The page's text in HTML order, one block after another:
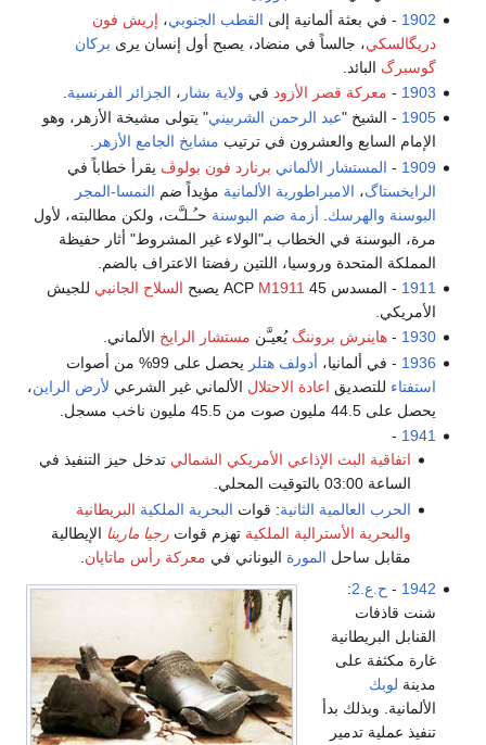
1902 - في بعثة ألمانية إلى القطب الجنوبي، إريش فون
دريگالسكي، جالساً في منضاد، يصبح أول إنسان يرى بركان
گوسبرگ البائد.
1903
- معركة قصر الأزود في ولاية بشار ، الجزائر الفرنسية
1905 - الشيخ "عبد الرحمن الشربيني" يتولى مشيخة الأزهر، وهو
الإمام السابع والعشرون في ترتيب مشايخ الجامع الأزهر .
1909
- المستشار الألماني برنارد فون بولوڤ يقرأ خطاباً في
الرايخستاگ، الامبراطورية الألمانية مؤيداً ضم النمسا-المجر
البوسنة والهرسك
أزمة ضم البوسنة حـُـلـَّت، ولكن مطالبته، لأول
مرة، البوسنة في الخطاب بـ"الولاء غير المشروط" أثار حفيظة
المملكة المتحدة وروسيا، اللتين رفضتا الاعتراف بالضم.
1911 - المسدس 45 ACP M1911 يصبح السلاح الجانبي للجيش
الأمريكي.
1930
-هاينرش بروننگ يُعيـَّن مستشار الرايخ الألماني.
1936 - في ألمانيا، أدولف هتلر يحصل على 99% من أصوات
استفتاء للتصديق اعادة الاحتلال الألماني غير الشرعي لأرض الراين،
يحصل على 44.5 مليون صوت من 45.5 مليون ناخب مسجل.
1941
-
اتفاقية البث الإذاعي الأمريكي الشمالي تدخل حيز التنفيذ في
الساعة 03:00 بالتوقيت المحلي.
الحرب العالمية الثانية: قوات البحرية الملكية البريطانية
والبحرية الأسترالية الملكية تهزم قوات رجيا مارينا الإيطالية
مقابل ساحل المورة اليوناني في معركة رأس ماتاپان
1942
- ح.ع.2
:
شنت قاذفات
القنابل البريطانية
غارة مكثفة على
مدينة لوبك
الألمانية. وبذلك بدأ
تنفيذ عملية تدمير